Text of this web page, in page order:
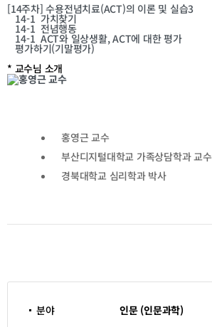
[14주차] 수용전념치료(ACT)의 이론 및 실습3
14-1가치찾기
14-1 전념행동
14-1 ACT와 일상생활, ACT에 대한 평가
평가하기(기말평가)
* 교수님 소개
홍영근교수
부산디지털대학교 가족상담학과 교수
경북대학교 심리학과 박사
분야 인문 (인문과학)